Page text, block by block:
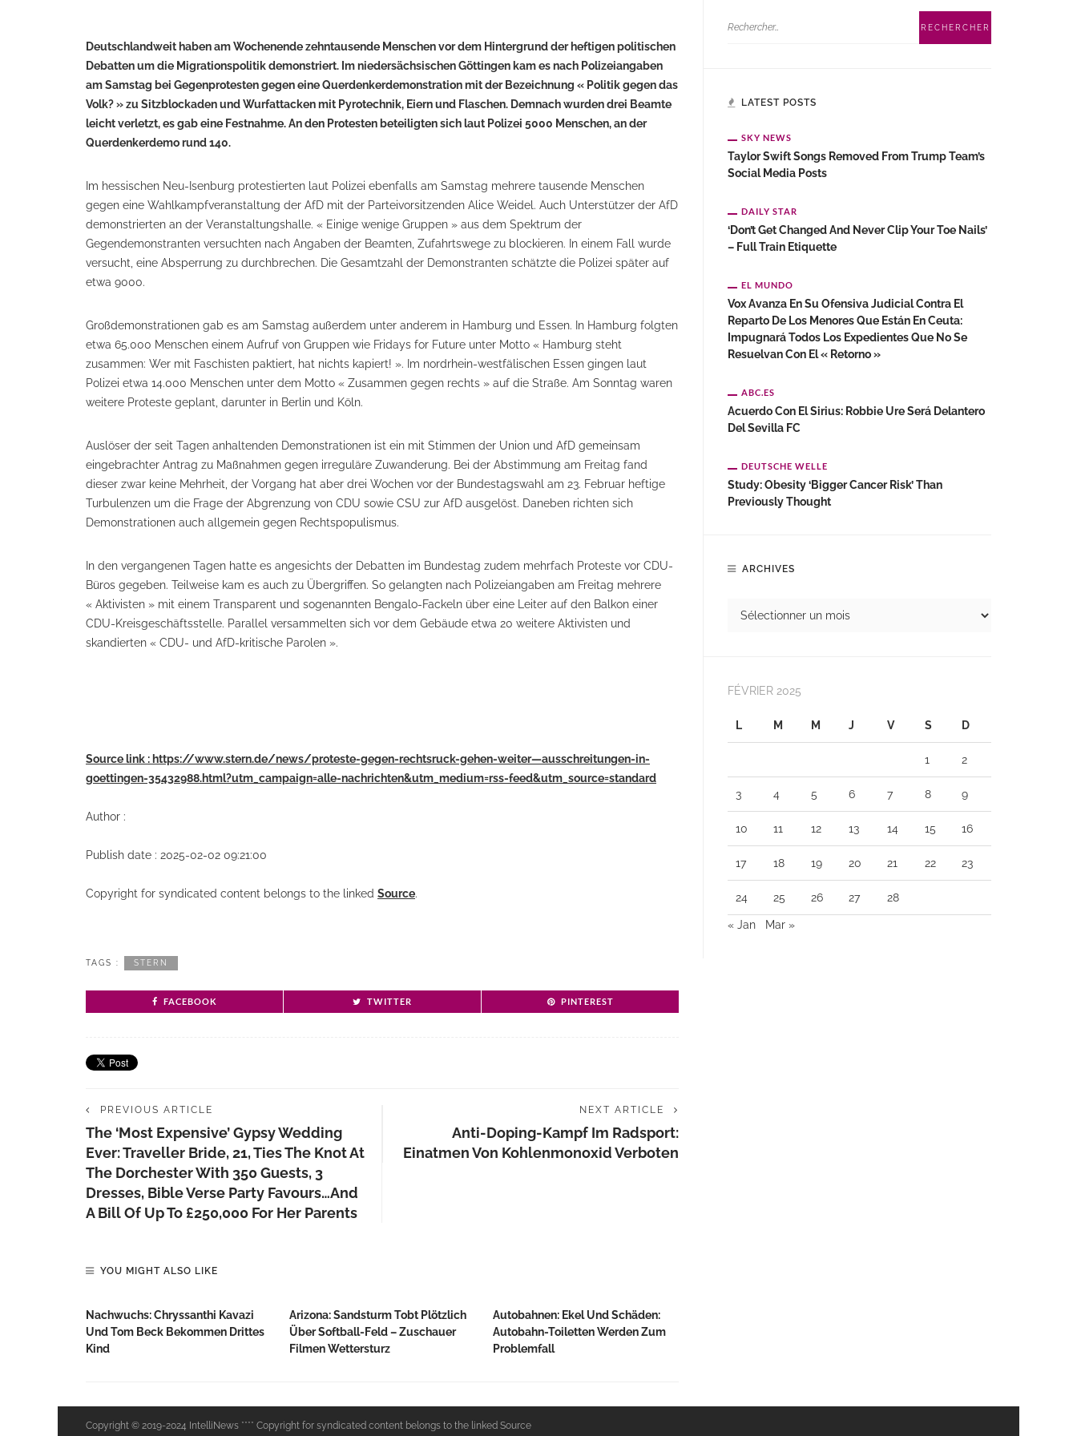
Deutschlandweit haben am Wochenende zehntausende Menschen vor dem Hintergrund der heftigen politischen
Debatten um die Migrationspolitik demonstriert. Im niedersächsischen Göttingen kam es nach Polizeiangaben
am Samstag bei Gegenprotesten gegen eine Querdenkerdemonstration mit der Bezeichnung « Politik gegen das
Volk? » zu Sitzblockaden und Wurfattacken mit Pyrotechnik, Eiern und Flaschen. Demnach wurden drei Beamte
leicht verletzt, es gab eine Festnahme. An den Protesten beteiligten sich laut Polizei 5000 Menschen, an der
Querdenkerdemo rund 140.
Im hessischen Neu-Isenburg protestierten laut Polizei ebenfalls am Samstag mehrere tausende Menschen
gegen eine Wahlkampfveranstaltung der AfD mit der Parteivorsitzenden Alice Weidel. Auch Unterstützer der AfD
demonstrierten an der Veranstaltungshalle. « Einige wenige Gruppen » aus dem Spektrum der
Gegendemonstranten versuchten nach Angaben der Beamten, Zufahrtswege zu blockieren. In einem Fall wurde
versucht, eine Absperrung zu durchbrechen. Die Gesamtzahl der Demonstranten schätzte die Polizei später auf
etwa 9000.
Großdemonstrationen gab es am Samstag außerdem unter anderem in Hamburg und Essen. In Hamburg folgten
etwa 65.000 Menschen einem Aufruf von Gruppen wie Fridays for Future unter Motto « Hamburg steht
zusammen: Wer mit Faschisten paktiert, hat nichts kapiert! ». Im nordrhein-westfälischen Essen gingen laut
Polizei etwa 14.000 Menschen unter dem Motto « Zusammen gegen rechts » auf die Straße. Am Sonntag waren
weitere Proteste geplant, darunter in Berlin und Köln.
Auslöser der seit Tagen anhaltenden Demonstrationen ist ein mit Stimmen der Union und AfD gemeinsam
eingebrachter Antrag zu Maßnahmen gegen irreguläre Zuwanderung. Bei der Abstimmung am Freitag fand
dieser zwar keine Mehrheit, der Vorgang hat aber drei Wochen vor der Bundestagswahl am 23. Februar heftige
Turbulenzen um die Frage der Abgrenzung von CDU sowie CSU zur AfD ausgelöst. Daneben richten sich
Demonstrationen auch allgemein gegen Rechtspopulismus.
In den vergangenen Tagen hatte es angesichts der Debatten im Bundestag zudem mehrfach Proteste vor CDU-
Büros gegeben. Teilweise kam es auch zu Übergriffen. So gelangten nach Polizeiangaben am Freitag mehrere
« Aktivisten » mit einem Transparent und sogenannten Bengalo-Fackeln über eine Leiter auf den Balkon einer
CDU-Kreisgeschäftsstelle. Parallel versammelten sich vor dem Gebäude etwa 20 weitere Aktivisten und
skandierten « CDU- und AfD-kritische Parolen ».
Source link : https://www.stern.de/news/proteste-gegen-rechtsruck-gehen-weiter—ausschreitungen-in-
goettingen-35432988.html?utm_campaign=alle-nachrichten&utm_medium=rss-feed&utm_source=standard
Author :
Publish date : 2025-02-02 09:21:00
Copyright for syndicated content belongs to the linked Source.
TAGS : STERN
FACEBOOK TWITTER PINTEREST
PREVIOUS ARTICLE
The ‘most Expensive’ Gypsy Wedding
Ever: Traveller Bride, 21, Ties The Knot At
The Dorchester With 350 Guests, 3
Dresses, Bible Verse Party Favours…and
A Bill Of Up To £250,000 For Her Parents
NEXT ARTICLE
Anti-Doping-Kampf Im Radsport:
Einatmen Von Kohlenmonoxid Verboten
YOU MIGHT ALSO LIKE
Nachwuchs: Chryssanthi Kavazi
Und Tom Beck Bekommen Drittes
Kind
Arizona: Sandsturm Tobt Plötzlich
Über Softball-Feld – Zuschauer
Filmen Wettersturz
Autobahnen: Ekel Und Schäden:
Autobahn-Toiletten Werden Zum
Problemfall
LATEST POSTS
SKY NEWS
Taylor Swift Songs Removed From Trump Team’s
Social Media Posts
DAILY STAR
‘Don’t Get Changed And Never Clip Your Toe Nails’
– Full Train Etiquette
EL MUNDO
Vox Avanza En Su Ofensiva Judicial Contra El
Reparto De Los Menores Que Están En Ceuta:
Impugnará Todos Los Expedientes Que No Se
Resuelvan Con El « Retorno »
ABC.ES
Acuerdo Con El Sirius: Robbie Ure Será Delantero
Del Sevilla FC
DEUTSCHE WELLE
Study: Obesity ‘bigger Cancer Risk’ Than
Previously Thought
ARCHIVES
FÉVRIER 2025
L M M J V S D
1 2
3 4 5 6 7 8 9
10 11 12 13 14 15 16
17 18 19 20 21 22 23
24 25 26 27 28
« Jan Mar »
Copyright © 2019-2024 IntelliNews **** Copyright for syndicated content belongs to the linked Source